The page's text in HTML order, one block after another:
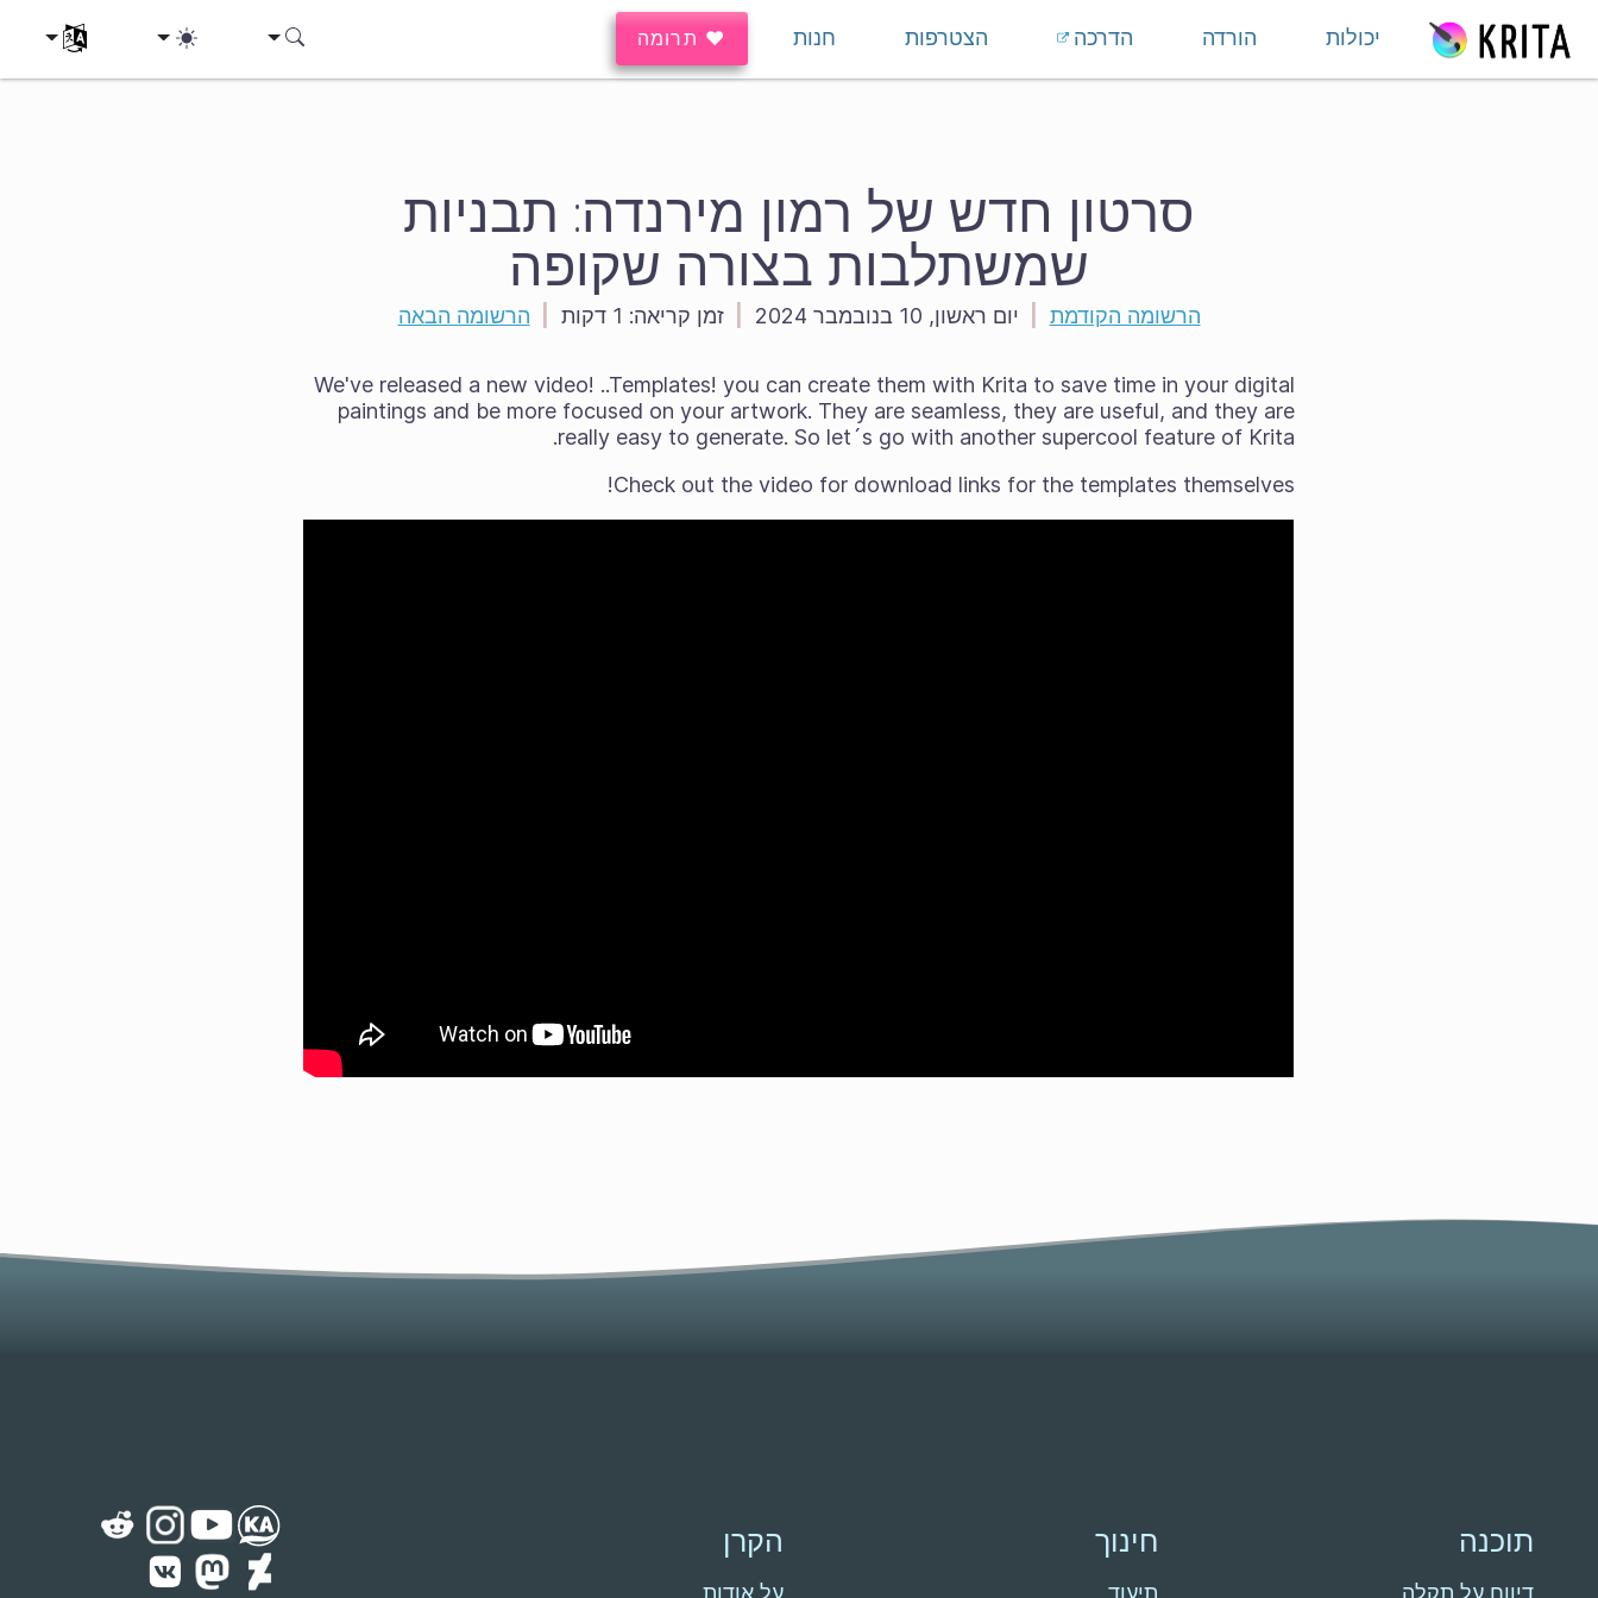
יכולות
הורדה הדרכה הצטרפות חנות ♥ תרומה בחירת
סרטון חדש של רמון מירנדה: תבניות
שמשתלבות בצורה שקופה
הרשומה הקודמת יום ראשון, 10 בנובמבר 2024 זמן קריאה: הרשומה הבאה
We've released a new video! ..Templates! you can create them with Krita to save time in your digital
paintings and be more focused on your artwork. They are seamless, they are useful, and they are
really easy to generate. So let´s go with another supercool feature of Krita.
Check out the video for download links for the templates themselves!
תוכנה
דיווח על תקלה
חינוך
תיעוד
הקרן
על אודות